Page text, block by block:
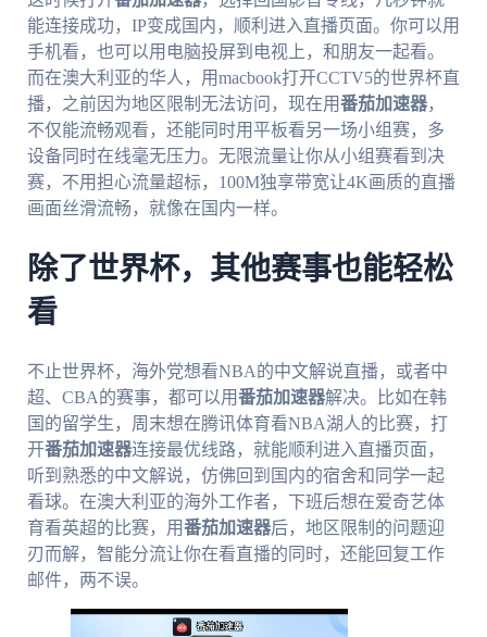
能连接成功，IP变成国内，顺利进入直播页面。你可以用
手机看，也可以用电脑投屏到电视上，和朋友一起看。
而在澳大利亚的华人，用macbook打开CCTV5的世界杯直
播，之前因为地区限制无法访问，现在用番茄加速器，
不仅能流畅观看，还能同时用平板看另一场小组赛，多
设备同时在线毫无压力。无限流量让你从小组赛看到决
赛，不用担心流量超标，100M独享带宽让4K画质的直播
画面丝滑流畅，就像在国内一样。
除了世界杯，其他赛事也能轻松
看
不止世界杯，海外党想看NBA的中文解说直播，或者中
超、CBA的赛事，都可以用番茄加速器解决。比如在韩
国的留学生，周末想在腾讯体育看NBA湖人的比赛，打
开番茄加速器连接最优线路，就能顺利进入直播页面，
听到熟悉的中文解说，仿佛回到国内的宿舍和同学一起
看球。在澳大利亚的海外工作者，下班后想在爱奇艺体
育看英超的比赛，用番茄加速器后，地区限制的问题迎
刃而解，智能分流让你在看直播的同时，还能回复工作
邮件，两不误。